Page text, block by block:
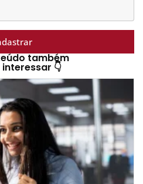
também
👇